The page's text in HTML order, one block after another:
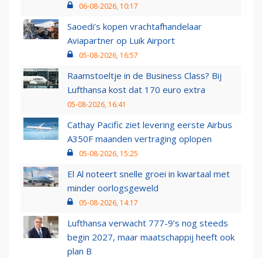
06-08-2026, 10:17
Saoedi’s kopen vrachtafhandelaar
Aviapartner op Luik Airport
05-08-2026, 16:57
Raamstoeltje in de Business Class? Bij
Lufthansa kost dat 170 euro extra
05-08-2026, 16:41
Cathay Pacific ziet levering eerste Airbus
A350F maanden vertraging oplopen
05-08-2026, 15:25
El Al noteert snelle groei in kwartaal met
minder oorlogsgeweld
05-08-2026, 14:17
Lufthansa verwacht 777-9’s nog steeds
begin 2027, maar maatschappij heeft ook
plan B